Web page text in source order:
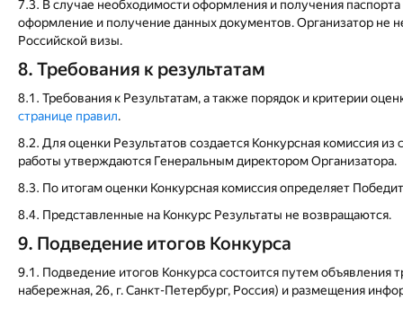
7.3. В случае необходимости оформления и получения
оформление и получение данных документов. Организатор не
Российской визы.
8. Требования к результатам
8.1. Требования к Результатам, а также порядок и критерии
странице правил.
8.2. Для оценки Результатов создается Конкурсная комиссия
работы утверждаются Генеральным директором Организатора.
8.3. По итогам оценки Конкурсная комиссия определяет
8.4. Представленные на Конкурс Результаты не возвращаются.
9. Подведение итогов Конкурса
9.1. Подведение итогов Конкурса состоится путем
набережная, 26, г. Санкт-Петербург, Россия) и размещения